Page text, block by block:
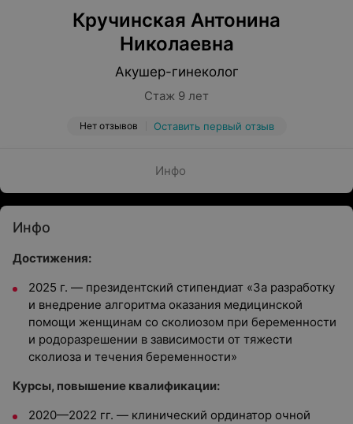
Кручинская Антонина
Николаевна
Акушер-гинеколог
Стаж 9 лет
Нет отзывов Оставить первый отзыв
Инфо
Инфо
Достижения:
2025 г. — президентский стипендиат «За разработку
и внедрение алгоритма оказания медицинской
помощи женщинам со сколиозом при беременности
и родоразрешении в зависимости от тяжести
сколиоза и течения беременности»
Курсы, повышение квалификации:
2020—2022 гг. — клинический ординатор очной